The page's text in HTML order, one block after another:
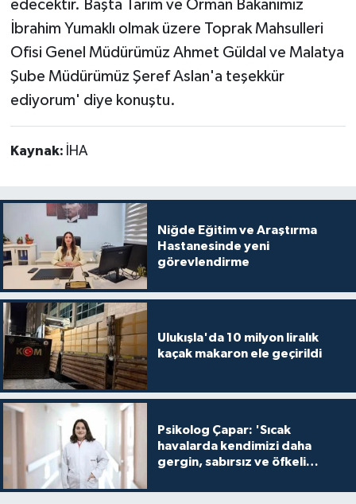
edecektir. Başta Tarım ve Orman Bakanımız
İbrahim Yumaklı olmak üzere Toprak Mahsulleri
Ofisi Genel Müdürümüz Ahmet Güldal ve Malatya
Şube Müdürümüz Şeref Aslan'a teşekkür
ediyorum' diye konuştu.
Kaynak: İHA
Niğde Eğitim ve Araştırma
Hastanesinde yeni
görevlendirme
Ulukışla'da 10 milyon liralık
kaçak makaron ele geçirildi
Psikolog Çapar: 'Sıcak
havalarda kendimizi daha
gergin, sabırsız ve öfkeli